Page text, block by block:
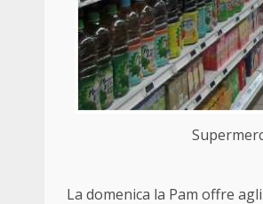
La domenica la Pam offre